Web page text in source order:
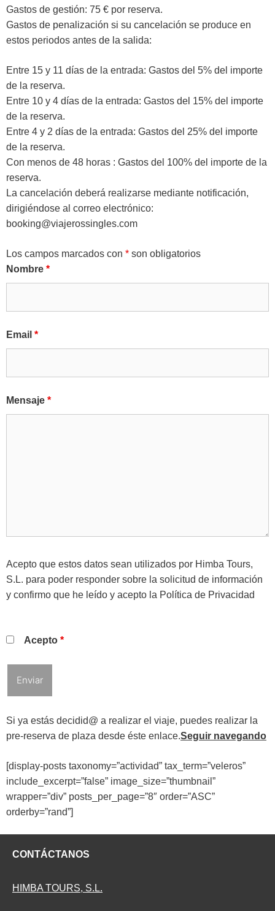
Gastos de gestión: 75 € por reserva.
Gastos de penalización si su cancelación se produce en
estos periodos antes de la salida:
Entre 15 y 11 días de la entrada: Gastos del 5% del importe
de la reserva.
Entre 10 y 4 días de la entrada: Gastos del 15% del importe
de la reserva.
Entre 4 y 2 días de la entrada: Gastos del 25% del importe
de la reserva.
Con menos de 48 horas : Gastos del 100% del importe de la
reserva.
La cancelación deberá realizarse mediante notificación,
dirigiéndose al correo electrónico:
booking@viajerossingles.com
Los campos marcados con * son obligatorios
Nombre *
Email *
Mensaje *
Acepto que estos datos sean utilizados por Himba Tours,
S.L. para poder responder sobre la solicitud de información
y confirmo que he leído y acepto la Política de Privacidad
Acepto *
Si ya estás decidid@ a realizar el viaje, puedes realizar la
pre-reserva de plaza desde éste enlace.Seguir navegando
[display-posts taxonomy=”actividad” tax_term=”veleros”
include_excerpt=”false” image_size=”thumbnail”
wrapper=”div” posts_per_page=”8″ order=”ASC”
orderby=”rand”]
CONTÁCTANOS
HIMBA TOURS, S.L.